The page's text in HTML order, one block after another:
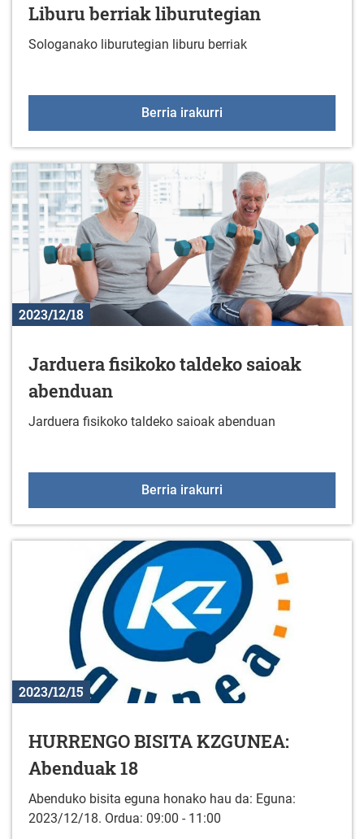
Liburu berriak liburutegian
Sologanako liburutegian liburu berriak
Berria irakurri
2023/12/18
Jarduera fisikoko taldeko saioak
abenduan
Jarduera fisikoko taldeko saioak abenduan
Berria irakurri
2023/12/15
HURRENGO BISITA KZGUNEA:
Abenduak 18
Abenduko bisita eguna honako hau da: Eguna:
2023/12/18. Ordua: 09:00 - 11:00